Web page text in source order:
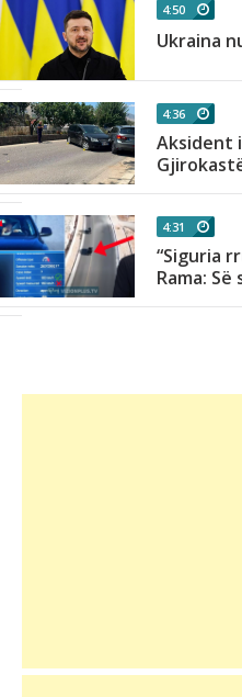
4:50
Ukraina
4:36
Aksident
4:31
“Siguria
Rama: